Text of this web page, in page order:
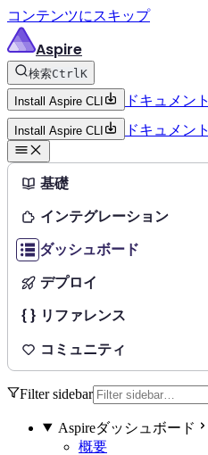
コンテンツにスキップ
Aspire
検索CtrlK
Install Aspire CLI ドキュメント
Install Aspire CLI ドキュメント
基礎
インテグレーション
ダッシュボード
デプロイ
リファレンス
コミュニティ
Filter sidebar
Aspireダッシュボード
概要